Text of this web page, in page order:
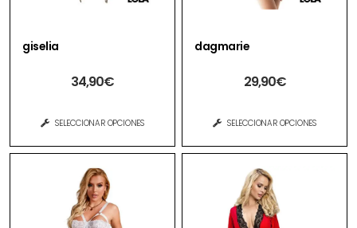
giselia
34,90€
SELECCIONAR OPCIONES
dagmarie
29,90€
SELECCIONAR OPCIONES